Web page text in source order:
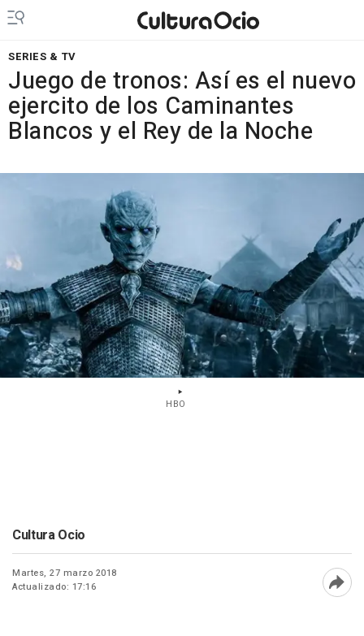
SERIES & TV
Juego de tronos: Así es el nuevo
ejercito de los Caminantes
Blancos y el Rey de la Noche
HBO
Cultura Ocio
Martes, 27 marzo 2018
Actualizado: 17:16